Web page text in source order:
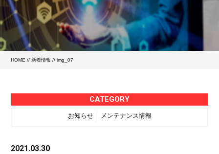
HOME //新着情報 // img_07
CATEGORY
お知らせ メンテナンス情報
2021.03.30